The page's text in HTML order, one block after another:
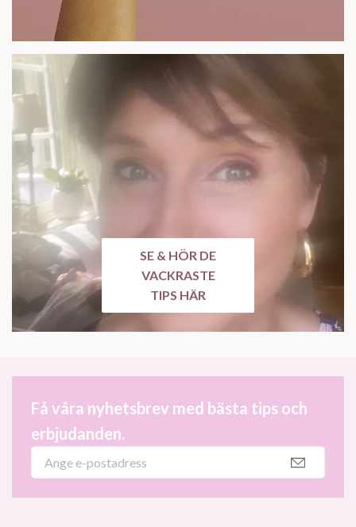
SE & HÖR DE
VACKRASTE
TIPS HÄR
Få våra nyhetsbrev med bästa tips och
erbjudanden.